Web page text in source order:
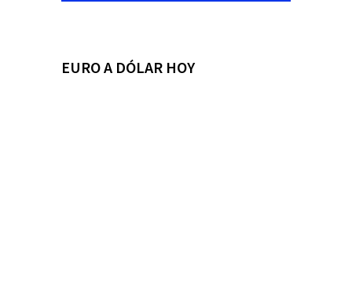
EURO A DÓLAR HOY